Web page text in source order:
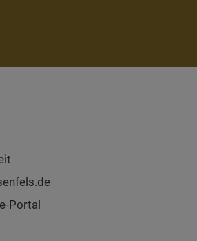
Portal